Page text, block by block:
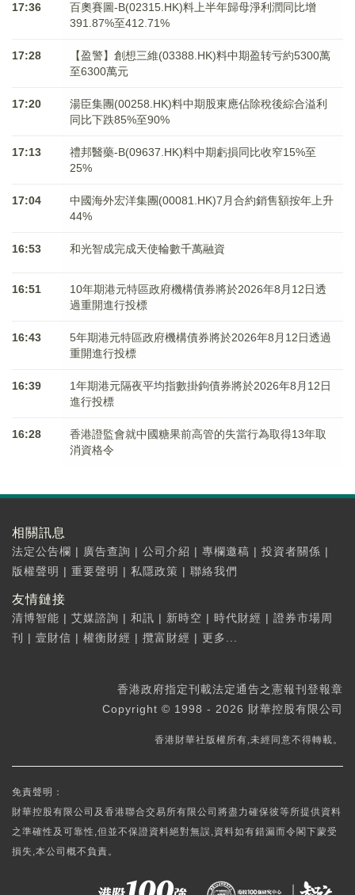
17:36
百奧賽圖-B(02315.HK)料上半年歸母淨利潤同比增
391.87%至412.71%
17:28
【盈警】創想三維(03388.HK)料中期盈转亏約5300萬
至6300萬元
17:20
湯臣集團(00258.HK)料中期股東應佔除稅後綜合溢利
同比下跌85%至90%
17:13
禮邦醫藥-B(09637.HK)料中期虧損同比收窄15%至
25%
17:04
中國海外宏洋集團(00081.HK)7月合約銷售額按年上升
44%
16:53 和光智成完成天使輪數千萬融資
16:51
10年期港元特區政府機構債券將於2026年8月12日透
過重開進行投標
16:43
5年期港元特區政府機構債券將於2026年8月12日透過
重開進行投標
16:39
1年期港元隔夜平均指數掛鉤債券將於2026年8月12日
進行投標
16:28
香港證監會就中國糖果前高管的失當行為取得13年取
消資格令
相關訊息
法定公告欄 | 廣告查詢 | 公司介紹 | 專欄邀稿 | 投資者關係 |
版權聲明 | 重要聲明 | 私隱政策 | 聯絡我們
友情鏈接
清博智能 | 艾媒諮詢 | 和訊 | 新時空 | 時代財經 | 證券市場周
刊
| 壹財信 | 權衡財經 | 攬富財經 | 更多...
香港政府指定刊載法定通告之憲報刊登報章
Copyright © 1998 - 2026 財華控股有限公司
香港財華社版權所有,未經同意不得轉載。
免責聲明：
財華控股有限公司及香港聯合交易所有限公司將盡力確保彼等所提供資料
之準確性及可靠性,但並不保證資料絕對無誤,資料如有錯漏而令閣下蒙受
損失,本公司概不負責。